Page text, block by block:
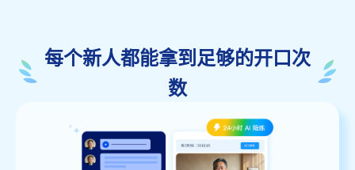
每个新人都能拿到足够的开口次
数